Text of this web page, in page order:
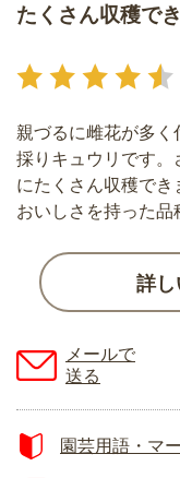
たくさん収穫で
親づるに雌花が多
採りキュウリです。
にたくさん収穫で
おいしさを持った品
詳し
メールで
送る
園芸用語・マ